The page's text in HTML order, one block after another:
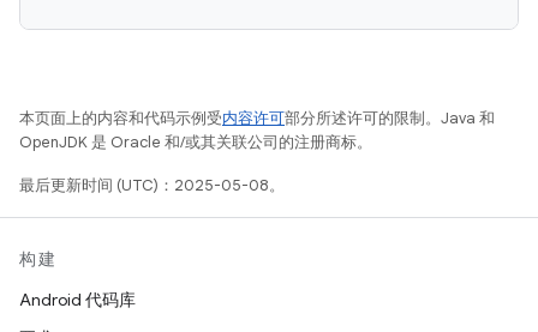
本页面上的内容和代码示例受内容许可部分所述许可的限制。Java 和
OpenJDK 是 Oracle 和/或其关联公司的注册商标。
最后更新时间 (UTC)：2025-05-08。
构建
Android 代码库